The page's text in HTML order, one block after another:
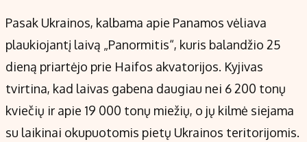
Pasak Ukrainos, kalbama apie Panamos vėliava
plaukiojantį laivą „Panormitis“, kuris balandžio 25
dieną priartėjo prie Haifos akvatorijos. Kyjivas
tvirtina, kad laivas gabena daugiau nei 6 200 tonų
kviečių ir apie 19 000 tonų miežių, o jų kilmė siejama
su laikinai okupuotomis pietų Ukrainos teritorijomis.